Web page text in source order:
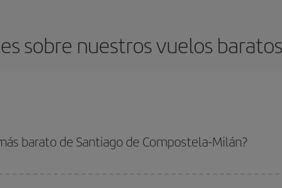
sobre nuestros vuelos
barato de Santiago de Compostela-Milán?